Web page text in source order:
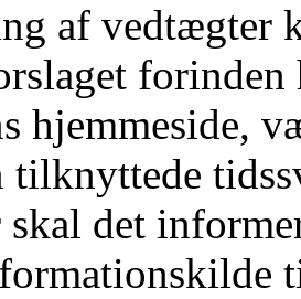
af vedtægter
hjemmeside,
tilknyttede
det